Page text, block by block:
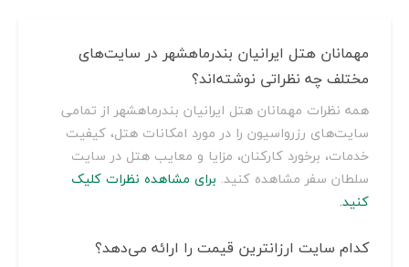
مهمانان هتل ایرانیان بندرماهشهر در سایت‌های
مختلف چه نظراتی نوشته‌اند؟
همه نظرات مهمانان هتل ایرانیان بندرماهشهر از تمامی
سایت‌های رزرواسیون را در مورد امکانات هتل، کیفیت
خدمات، برخورد کارکنان، مزایا و معایب هتل در سایت
سلطان سفر مشاهده کنید. برای مشاهده نظرات کلیک
کنید.
کدام سایت ارزانترین قیمت را ارائه می‌دهد؟